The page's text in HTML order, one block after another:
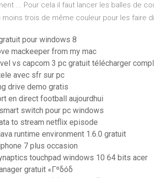
... Pour cela il faut lancer les balles de
moins trois de même couleur pour les faire
pour windows 8
mackeeper from my mac
vs capcom 3 pc gratuit télécharger
avec sfr sur pc
drive demo gratis
en direct football aujourdhui
switch pour pc windows
to stream netflix episode
runtime environment 1.6.0 gratuit
7 plus occasion
touchpad windows 10 64 bits acer
gratuit «Γºδóδ